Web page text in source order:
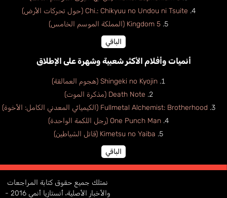
Chi.: Chikyuu no Undou ni Tsuite (حول تحركات الأرض)
Kingdom 5 (المملكة الموسم الخامس)
الباقي
أنميات وأفلام الأكثر شعبية وشهرة على الإطلاق
Shingeki no Kyojin (هجوم العمالقة)
Death Note (مذكرة الموت)
Fullmetal Alchemist: Brotherhood (الكيميائي المعدني الكامل: الأخوة)
One Punch Man (رجل اللكمة الواحدة)
Kimetsu no Yaiba (قاتل الشياطين)
الباقي
نمتلك جميع حقوق كتابة المراجعات
والأخبار الأصلية، أنستازيا أنمي 2016 -